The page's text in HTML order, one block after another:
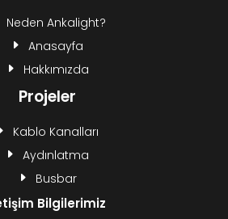
Neden Ankalight?
Anasayfa
Hakkımızda
Projeler
Kablo Kanalları
Aydınlatma
Busbar
Bilgilerimiz